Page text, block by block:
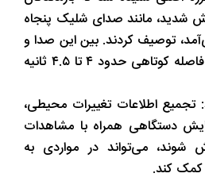
شدید، مانند صدای شلیک پنجاه
توصیف کردند. بین این صدا و
اولین لرزش شدید زمین، فاصله کوتاهی حدود ۴ تا ۴.۵ ثانیه
تجمیع اطلاعات تغییرات محیطی،
دستگاهی همراه با مشاهدات
شوند، می‌تواند در مواردی به
کمک کند.